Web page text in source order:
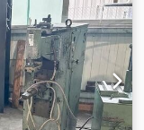
28x20mm
dies yang terlihat
telah diperiksa
yang